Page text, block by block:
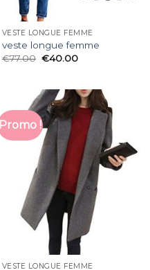
VESTE LONGUE FEMME
veste longue femme
€77.00 €40.00
Promo !
VESTE LONGUE FEMME